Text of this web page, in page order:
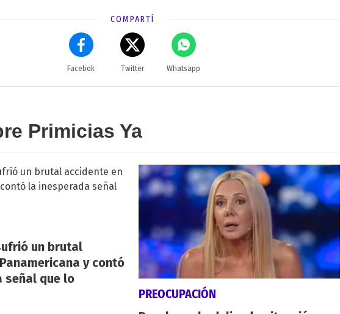
COMPARTÍ
Facebok Twitter Whatsapp
Primicias Ya
un brutal
y contó
señal que lo
PREOCUPACIÓN